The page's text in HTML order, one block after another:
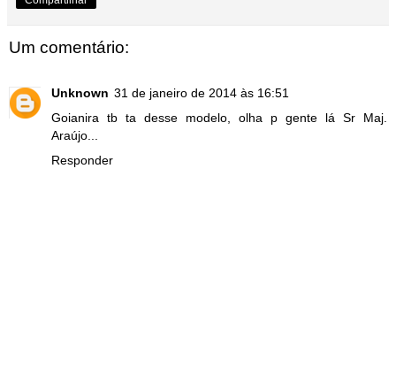
Um comentário:
Unknown 31 de janeiro de 2014 às 16:51
Goianira tb ta desse modelo, olha p gente lá Sr Maj.
Araújo...
Responder